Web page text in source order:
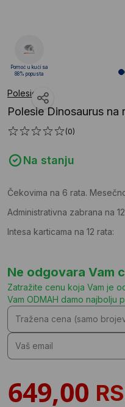
Polesie
Polesie Dinosaurus
(0)
Na stanju
Čekovima na 6 rata.
Administrativna zabrana na
Intesa karticama na 12 rata:
Ne odgovara Vam
Zatražite cenu koja Vam je
Vam ODMAH damo najbolju
Pomoć u kući sa
88% popusta